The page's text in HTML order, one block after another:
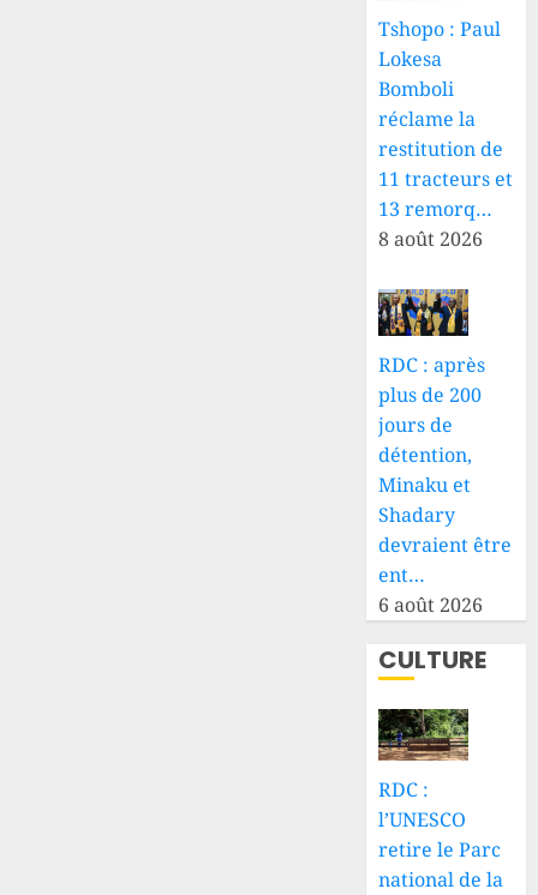
Tshopo : Paul
Lokesa
Bomboli
réclame la
restitution de
11 tracteurs et
13 remorq…
8 août 2026
RDC : après
plus de 200
jours de
détention,
Minaku et
Shadary
devraient être
ent…
6 août 2026
CULTURE
RDC :
l’UNESCO
retire le Parc
national de la